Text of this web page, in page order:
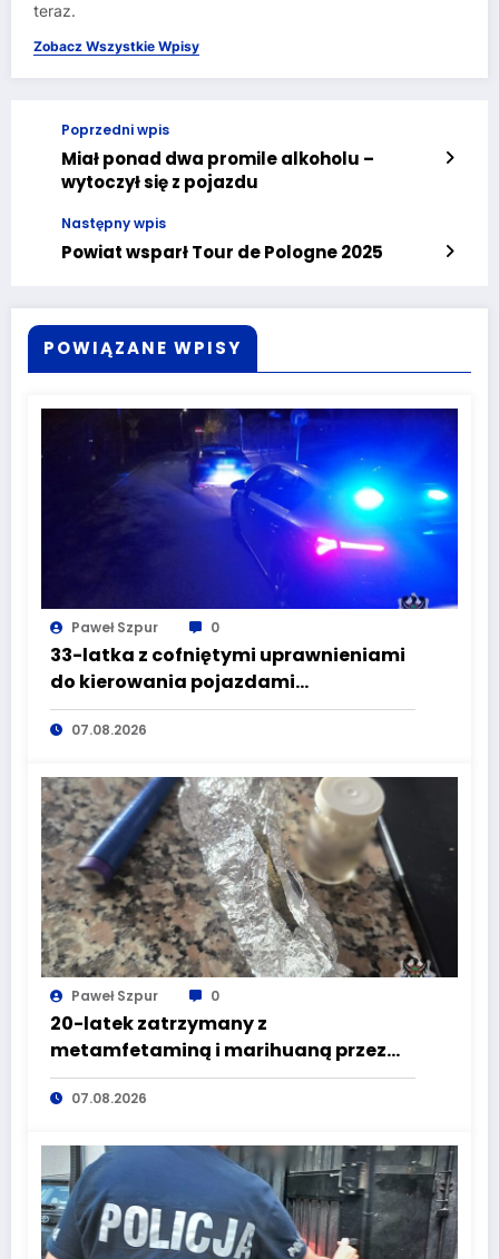
teraz.
Zobacz Wszystkie Wpisy
Poprzedni wpis
Miał ponad dwa promile alkoholu –
wytoczył się z pojazdu
Następny wpis
Powiat wsparł Tour de Pologne 2025
POWIĄZANE WPISY
Paweł Szpur 0
33-latka z cofniętymi uprawnieniami
do kierowania pojazdami
wyeliminowana z lokalnych dróg
07.08.2026
Paweł Szpur 0
20-latek zatrzymany z
metamfetaminą i marihuaną przez
głuszyckich policjantów
07.08.2026